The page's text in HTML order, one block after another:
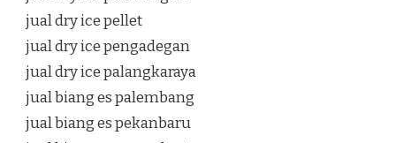
jual dry ice pellet
jual dry ice pengadegan
jual dry ice palangkaraya
jual biang es palembang
jual biang es pekanbaru